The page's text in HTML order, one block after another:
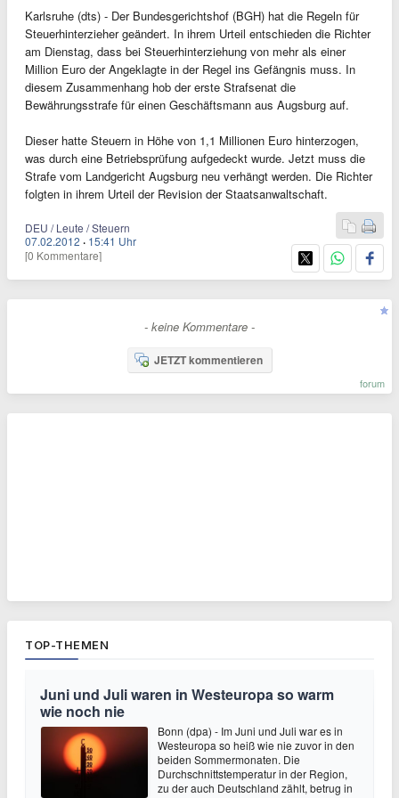
Karlsruhe (dts) - Der Bundesgerichtshof (BGH) hat die Regeln für
Steuerhinterzieher geändert. In ihrem Urteil entschieden die Richter
am Dienstag, dass bei Steuerhinterziehung von mehr als einer
Million Euro der Angeklagte in der Regel ins Gefängnis muss. In
diesem Zusammenhang hob der erste Strafsenat die
Bewährungsstrafe für einen Geschäftsmann aus Augsburg auf.
Dieser hatte Steuern in Höhe von 1,1 Millionen Euro hinterzogen,
was durch eine Betriebsprüfung aufgedeckt wurde. Jetzt muss die
Strafe vom Landgericht Augsburg neu verhängt werden. Die Richter
folgten in ihrem Urteil der Revision der Staatsanwaltschaft.
DEU / Leute / Steuern
07.02.2012 · 15:41 Uhr
[0 Kommentare]
- keine Kommentare -
JETZT kommentieren
forum
TOP-THEMEN
Juni und Juli waren in Westeuropa so warm
wie noch nie
Bonn (dpa) - Im Juni und Juli war es in
Westeuropa so heiß wie nie zuvor in den
beiden Sommermonaten. Die
Durchschnittstemperatur in der Region,
zu der auch Deutschland zählt, betrug in